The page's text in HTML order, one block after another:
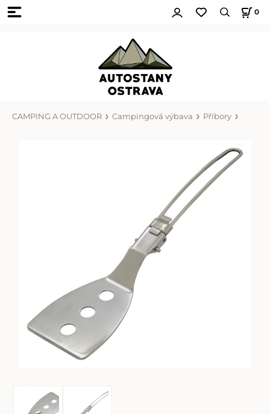
0
CAMPING A OUTDOOR Campingová výbava Příbory